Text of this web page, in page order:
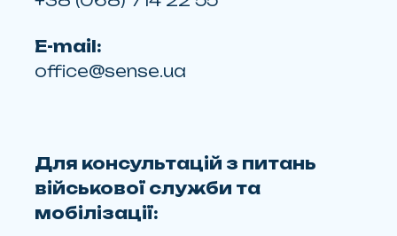
E-mail:
office@sense.ua
Для консультацій з питань
військової служби та
мобілізації: